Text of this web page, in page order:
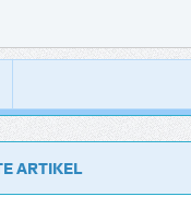
ARTIKEL